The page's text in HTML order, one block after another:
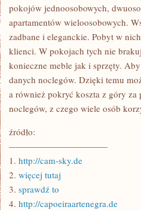
pokojów jednoosobowych,
apartamentów wieloosobowych.
zadbane i eleganckie. Pobyt w
klienci. W pokojach tych nie
konieczne meble jak i sprzęty.
danych noclegów. Dzięki temu
a również pokryć koszta z góry
noclegów, z czego wiele osób
źródło:
———————————
1. http://cam-sky.de
2. więcej tutaj
3. sprawdź to
4. http://capoeiraartenegra.de